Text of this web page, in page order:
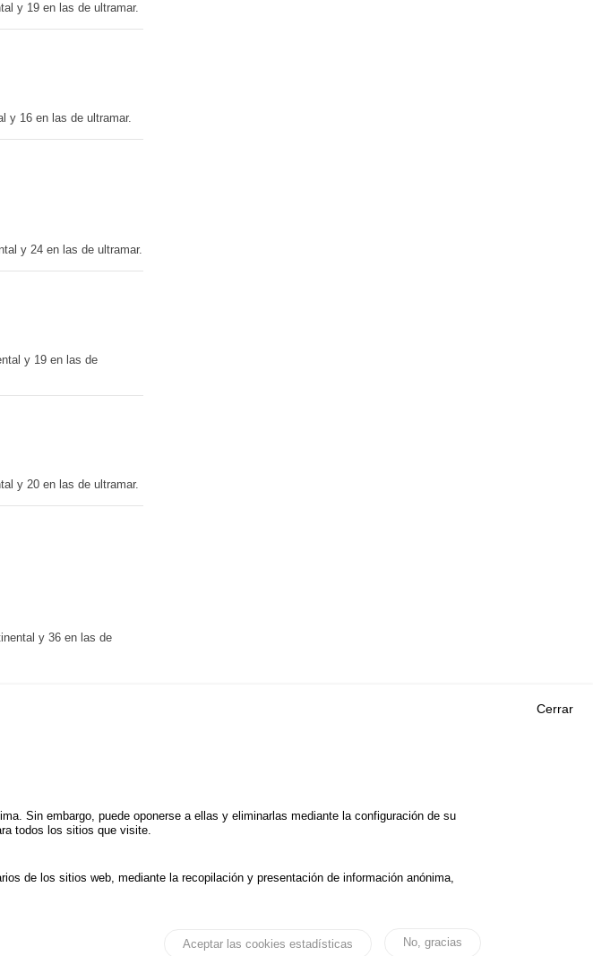
y 19 en las de ultramar.
y 16 en las de ultramar.
y 24 en las de ultramar.
y 19 en las de
y 20 en las de ultramar.
y 36 en las de
la delincuencia
DE TRÁFICO
POLÍTICA DE SEGURIDAD VIAL
Cerrar
Sin embargo, puede oponerse a ellas y eliminarlas mediante la configuración de su
todos los sitios que visite.
de los sitios web, mediante la recopilación y presentación de información anónima,
Aceptar las cookies estadísticas No, gracias